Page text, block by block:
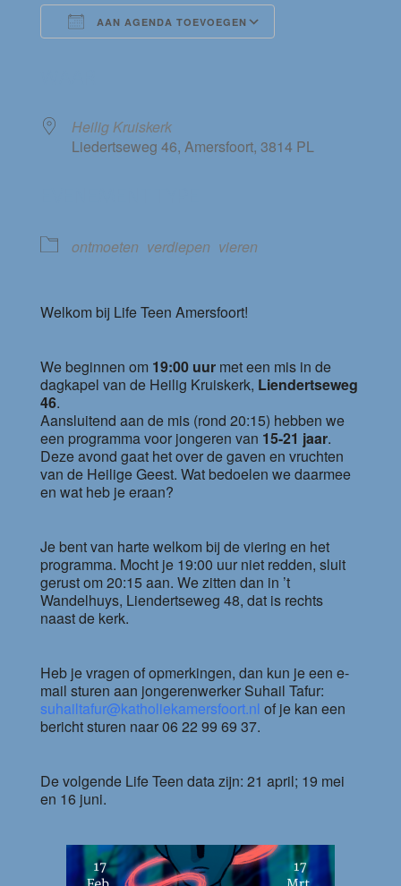
AAN AGENDA TOEVOEGEN
Heilig Kruiskerk
Liedertseweg 46, Amersfoort, 3814 PL
ontmoeten verdiepen vieren
Welkom bij Life Teen Amersfoort!
We beginnen om 19:00 uurmet een mis in de
dagkapel van de Heilig Kruiskerk, Liendertseweg
46.
Aansluitend aan de mis (rond 20:15) hebben we
een programma voor jongeren van 15-21 jaar.
Deze avond gaat het over de gaven en vruchten
van de Heilige Geest. Wat bedoelen we daarmee
en wat heb je eraan?
Je bent van harte welkom bij de viering en het
programma. Mocht je 19:00 uur niet redden, sluit
gerust om 20:15 aan. We zitten dan in ’t
Wandelhuys, Liendertseweg 48, dat is rechts
naast de kerk.
Heb je vragen of opmerkingen, dan kun je een e-
mail sturen aan jongerenwerker Suhail Tafur:
suhailtafur@katholiekamersfoort.nl of je kan een
bericht sturen naar 06 22 99 69 37.
De volgende Life Teen data zijn: 21 april; 19 mei
en 16 juni.